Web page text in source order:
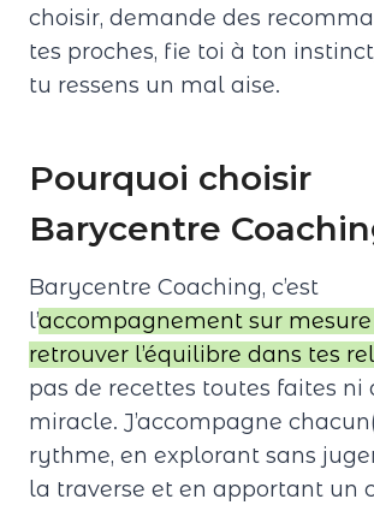
choisir, demande des
tes proches, fie toi à ton
tu ressens un mal aise.
Pourquoi choisir
Barycentre
Barycentre Coaching, c’est
l’accompagnement sur mesure
retrouver l’équilibre dans tes
pas de recettes toutes faites ni
miracle. J’accompagne
rythme, en explorant sans
la traverse et en apportant un